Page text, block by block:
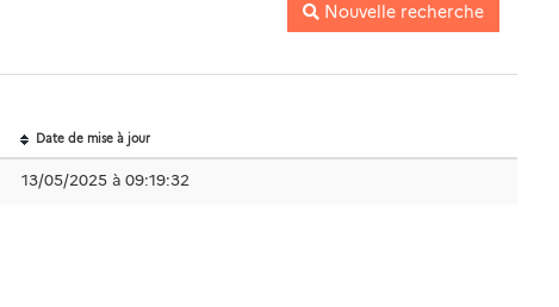
Nouvelle recherche
Date de mise à jour
13/05/2025 à 09:19:32